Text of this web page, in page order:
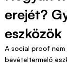
erejét?
eszközök
A social proof
bevételtermelő